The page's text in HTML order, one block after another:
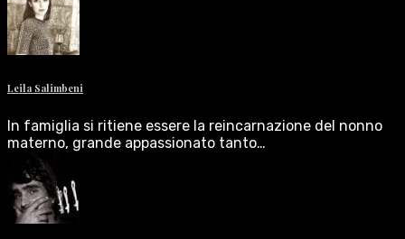
Leila Salimbeni
In famiglia si ritiene essere la reincarnazione del nonno
materno, grande appassionato tanto…